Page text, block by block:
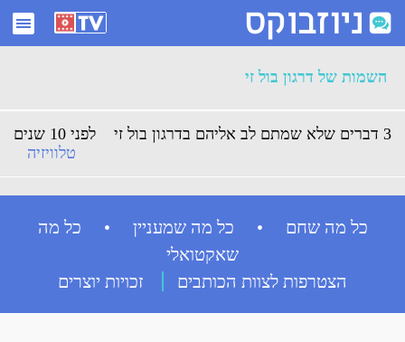
ארכיון השמות של דרגון בול זי - ניוזבוקס
השמות של דרגון בול זי
3 דברים שלא שמתם לב אליהם בדרגון בול זי
לפני 10 שנים
טלוויזיה
כל מה שחם • כל מה שמעניין • כל מה
שאקטואלי
הצטרפות לצוות הכותבים
זכויות יוצרים